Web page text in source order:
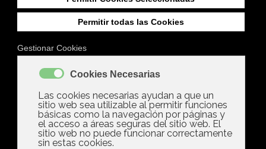
Mostrando artículos
por etiqueta: